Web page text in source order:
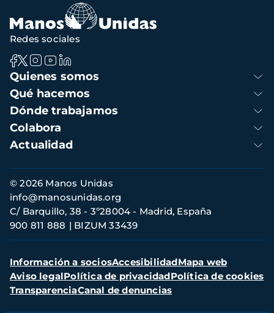
Navegación
principal
Quienes somos
Qué hacemos
Dónde trabajamos
Colabora
Actualidad
Redes sociales
Información
de
contacto
© 2026 Manos Unidas
C/ Barquillo, 38 - 3º28004 - Madrid, España
900 811 888
BIZUM 33439
info@manosunidas.org
Menú
secundario
Información a sociosAccesibilidadMapa web
Aviso legalPolítica de privacidadPolítica de cookies
TransparenciaCanal de denuncias